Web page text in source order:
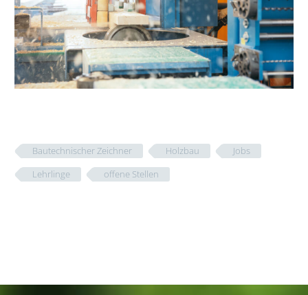
Bautechnischer Zeichner Holzbau
Jobs
Lehrlinge
offene Stellen